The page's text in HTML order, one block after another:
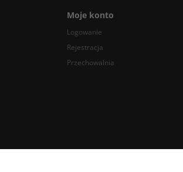
Moje konto
Logowanie
Rejestracja
Przechowalnia